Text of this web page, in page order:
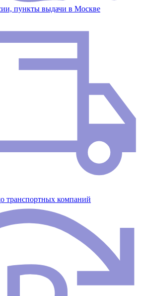
пункты выдачи в Москве
транспортных компаний